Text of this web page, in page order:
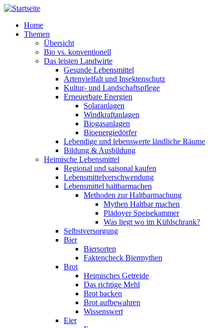
Direkt zum Inhalt
Home
Themen
Übersicht
Bio vs. konventionell
Das leisten Landwirte
Gesunde Lebensmittel
Artenvielfalt und Insektenschutz
Kultur- und Landschaftspflege
Erneuerbare Energien
Solaranlagen
Windkraftanlagen
Biogasanlagen
Bioenergiedörfer
Lebendige und lebenswerte ländliche Räume
Bildung & Ausbildung
Heimische Lebensmittel
Regional und saisonal kaufen
Lebensmittelverschwendung
Lebensmittel haltbarmachen
Methoden zur Haltbarmachung
Mythen Haltbar machen
Plädoyer Speisekammer
Was liegt wo im Kühlschrank?
Selbstversorgung
Bier
Biersorten
Faktencheck Biermythen
Brot
Heimisches Getreide
Das richtige Mehl
Brot backen
Brot aufbewahren
Wissenswert
Eier